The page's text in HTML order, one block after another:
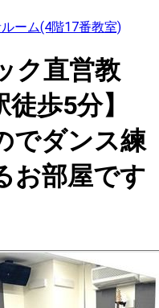
ーム(4階17番教室)
ク直営教
歩5分】
でダンス練
お部屋です